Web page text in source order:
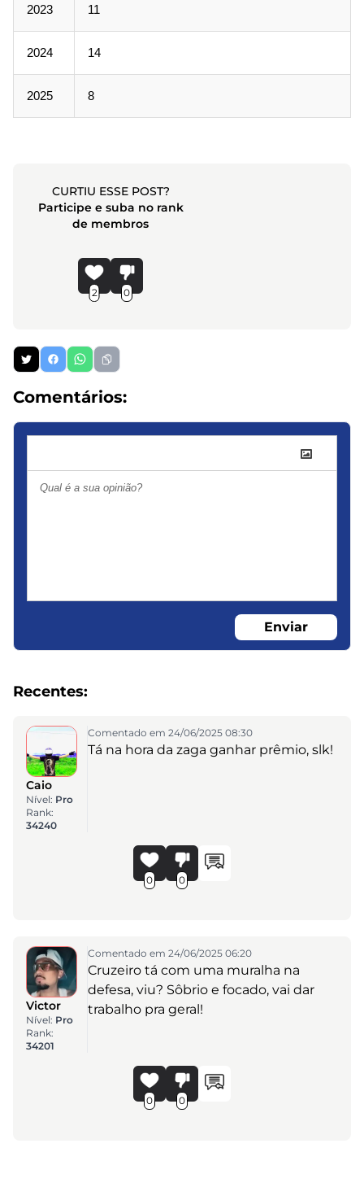
2023 11
2024 14
2025 8
CURTIU ESSE POST?
Participe e suba no rank
de membros
2 0
Comentários:
Enviar
Recentes:
Caio
Nível: Pro
Rank:
34240
Comentado em 24/06/2025 08:30
Tá na hora da zaga ganhar prêmio, slk!
0 0
Victor
Nível: Pro
Rank:
34201
Comentado em 24/06/2025 06:20
Cruzeiro tá com uma muralha na
defesa, viu? Sôbrio e focado, vai dar
trabalho pra geral!
0 0